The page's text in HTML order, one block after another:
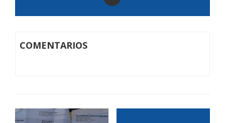
COMENTARIOS